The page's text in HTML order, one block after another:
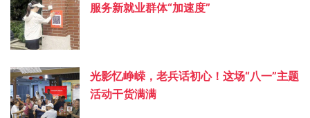
服务新就业群体“加速度”
光影忆峥嵘，老兵话初心！这场“八一”主题
活动干货满满